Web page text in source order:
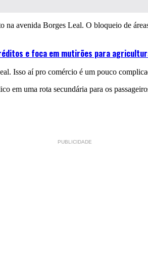
avenida Borges Leal. O bloqueio de
e foca em mutirões para
Isso aí pro comércio é um pouco
em uma rota secundária para os
PUBLICIDADE